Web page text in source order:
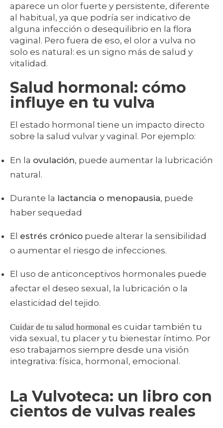
aparece un olor fuerte y persistente, diferente
al habitual, ya que podría ser indicativo de
alguna infección o desequilibrio en la flora
vaginal. Pero fuera de eso, el olor a vulva no
solo es natural: es un signo más de salud y
vitalidad.
Salud hormonal: cómo
influye en tu vulva
El estado hormonal tiene un impacto directo
sobre la salud vulvar y vaginal. Por ejemplo:
En la ovulación, puede aumentar la lubricación
natural.
Durante la lactancia o menopausia, puede
haber sequedad
El estrés crónico puede alterar la sensibilidad
o aumentar el riesgo de infecciones.
El uso de anticonceptivos hormonales puede
afectar el deseo sexual, la lubricación o la
elasticidad del tejido.
Cuidar de tu salud hormonal es cuidar también tu
vida sexual, tu placer y tu bienestar íntimo. Por
eso trabajamos siempre desde una visión
integrativa: física, hormonal, emocional.
La Vulvoteca: un libro con
cientos de vulvas reales